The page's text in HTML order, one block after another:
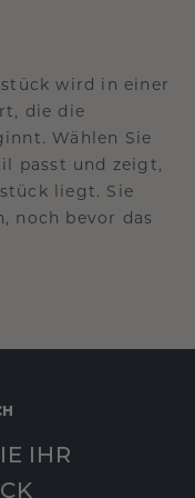
wird in einer
die die
Wählen Sie
passt und zeigt,
liegt. Sie
noch bevor das
IHR